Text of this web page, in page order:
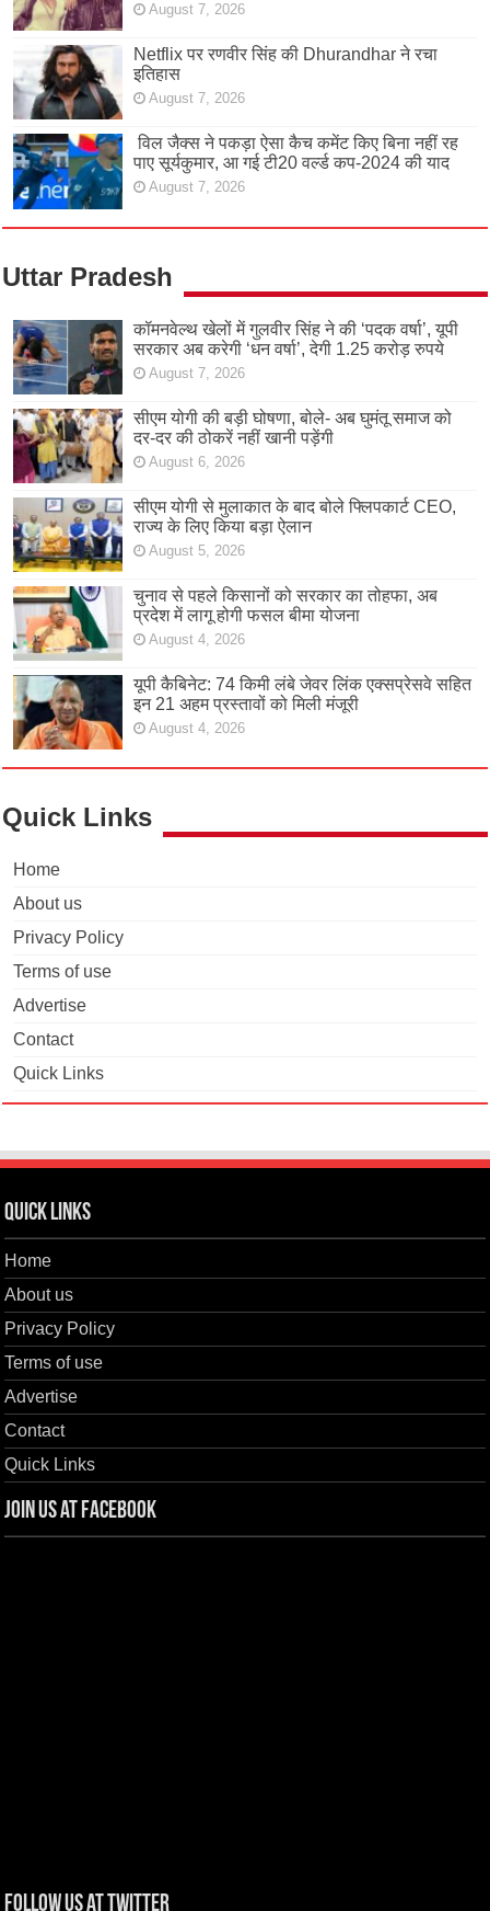
August 7, 2026
Netflix पर रणवीर सिंह की Dhurandhar ने रचा
इतिहास
August 7, 2026
विल जैक्स ने पकड़ा ऐसा कैच कमेंट किए बिना नहीं रह
पाए सूर्यकुमार, आ गई टी20 वर्ल्ड कप-2024 की याद
August 7, 2026
Uttar Pradesh
कॉमनवेल्थ खेलों में गुलवीर सिंह ने की ‘पदक वर्षा’, यूपी
सरकार अब करेगी ‘धन वर्षा’, देगी 1.25 करोड़ रुपये
August 7, 2026
सीएम योगी की बड़ी घोषणा, बोले- अब घुमंतू समाज को
दर-दर की ठोकरें नहीं खानी पड़ेंगी
August 6, 2026
सीएम योगी से मुलाकात के बाद बोले फ्लिपकार्ट CEO,
राज्य के लिए किया बड़ा ऐलान
August 5, 2026
चुनाव से पहले किसानों को सरकार का तोहफा, अब
प्रदेश में लागू होगी फसल बीमा योजना
August 4, 2026
यूपी कैबिनेट: 74 किमी लंबे जेवर लिंक एक्सप्रेसवे सहित
इन 21 अहम प्रस्तावों को मिली मंजूरी
August 4, 2026
Quick Links
Home
About us
Privacy Policy
Terms of use
Advertise
Contact
Quick Links
Quick Links
Home
About us
Privacy Policy
Terms of use
Advertise
Contact
Quick Links
Join us at Facebook
Follow us at Twitter